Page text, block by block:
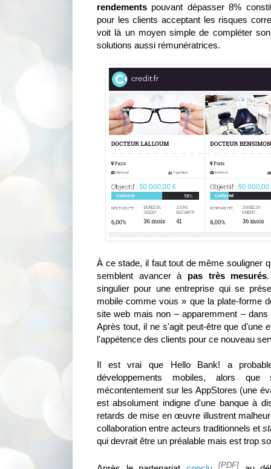
rendements pouvant dépasser 8%
pour les clients acceptant les risques
voit là un moyen simple de compléter
solutions aussi rémunératrices.
À ce stade, il faut tout de même souligner
semblent avancer à pas très mesurés
singulier pour une entreprise qui se
mobile comme vous » que la plate-forme
site web mais non – apparemment –
Après tout, il ne s'agit peut-être que d'une
l'appétence des clients pour ce nouveau
Il est vrai que Hello Bank! a
développements mobiles, alors
mécontentement sur les AppStores (une
est absolument indigne d'une banque à
retards de mise en œuvre illustrent
collaboration entre acteurs traditionnels et
qui devrait être un préalable mais est trop
[PDF]